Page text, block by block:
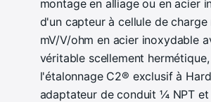
montage en alliage ou en acier
d'un capteur à cellule de charge
mV/V/ohm en acier inoxydable
véritable scellement hermétique,
l'étalonnage C2® exclusif à
adaptateur de conduit ¼ NPT